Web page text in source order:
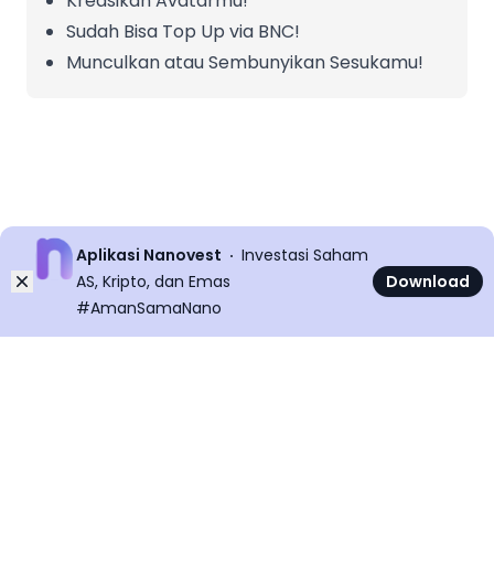
Sudah Bisa Top Up via BNC!
Munculkan atau Sembunyikan Sesukamu!
Dismiss
Aplikasi Nanovest
Investasi Saham
AS, Kripto, dan Emas
#AmanSamaNano
Download